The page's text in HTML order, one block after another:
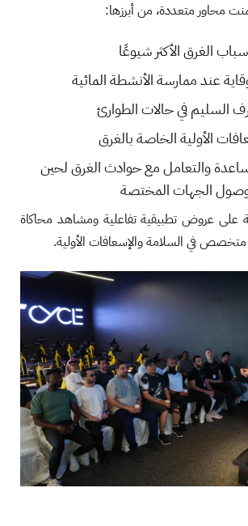
محاور متعددة، من أبرزها:
الغرق الأكثر شيوعًا
عند ممارسة الأنشطة المائية
السليم في حالات الطوارئ
الأولية الخاصة بالغرق
والتعامل مع حوادث الغرق لحين
الجهات المختصة
على عروض تطبيقية تفاعلية ومشاهد محاكاة
في السلامة والإسعافات الأولية.